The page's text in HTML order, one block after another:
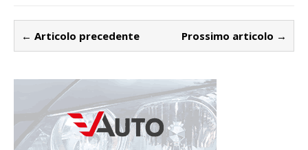
← Articolo precedente Prossimo articolo →